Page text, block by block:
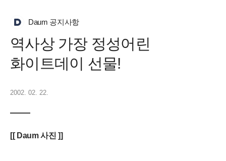
Daum 공지사항
역사상 가장 정성어린
화이트데이 선물!
2002. 02. 22.
[[ Daum 사진 ]]